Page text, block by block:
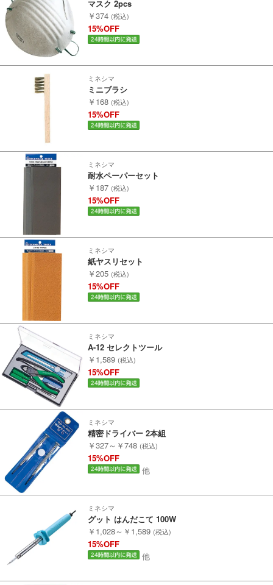
マスク 2pcs
￥374 (税込)
15%OFF
ミネシマ
ミニブラシ
￥168 (税込)
15%OFF
ミネシマ
耐水ペーパーセット
￥187 (税込)
15%OFF
ミネシマ
紙ヤスリセット
￥205 (税込)
15%OFF
ミネシマ
A-12 セレクトツール
￥1,589 (税込)
15%OFF
ミネシマ
精密ドライバー 2本組
￥327～￥748 (税込)
15%OFF
他
ミネシマ
グット はんだこて 100W
￥1,028～￥1,589 (税込)
15%OFF
他